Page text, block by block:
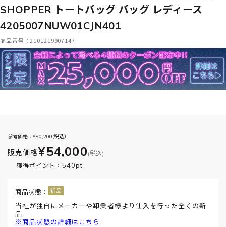
SHOPPER トートバッグ バッグ レディース
4205007NUW01CJN401
商品番号：2101219907147
参考価格：¥90,200(税込）
販売価格¥54,000 (税込)
獲得ポイント： 540pt
商品状態：
当社が独自にメーカーや卸業者様より仕入を行った全くの新
品
※商品状態の詳細はこちら